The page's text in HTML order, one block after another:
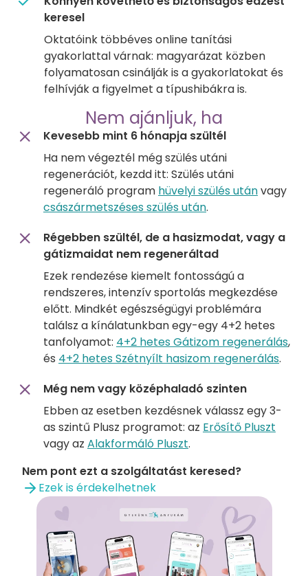
keresel
Oktatóink többéves online tanítási
gyakorlattal várnak: magyarázat közben
folyamatosan csinálják is a gyakorlatokat és
felhívják a figyelmet a típushibákra is.
Nem ajánljuk, ha
Kevesebb mint 6 hónapja szültél
Ha nem végeztél még szülés utáni
regenerációt, kezdd itt: Szülés utáni
regeneráló program hüvelyi szülés utánvagy
császármetszéses szülés után.
Régebben szültél, de a hasizmodat, vagy a
gátizmaidat nem regeneráltad
Ezek rendezése kiemelt fontosságú a
rendszeres, intenzív sportolás megkezdése
előtt. Mindkét egészségügyi problémára
találsz a kínálatunkban egy-egy 4+2 hetes
tanfolyamot: 4+2 hetes Gátizom regenerálás,
és 4+2 hetes Szétnyílt hasizom regenerálás.
Még nem vagy középhaladó szinten
Ebben az esetben kezdésnek válassz egy 3-
as szintű Plusz programot: az Erősítő Pluszt
vagy az Alakformáló Pluszt.
Nem pont ezt a szolgáltatást keresed?
Ezek is érdekelhetnek